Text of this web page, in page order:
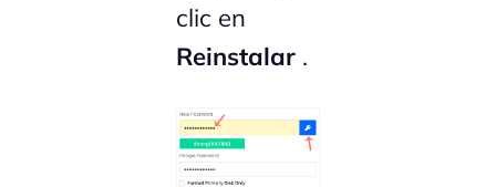
clic en
Reinstalar .